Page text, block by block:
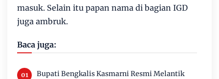
masuk. Selain itu papan nama di bagian IGD
juga ambruk.
Baca juga:
Bupati Bengkalis Kasmarni Resmi Melantik